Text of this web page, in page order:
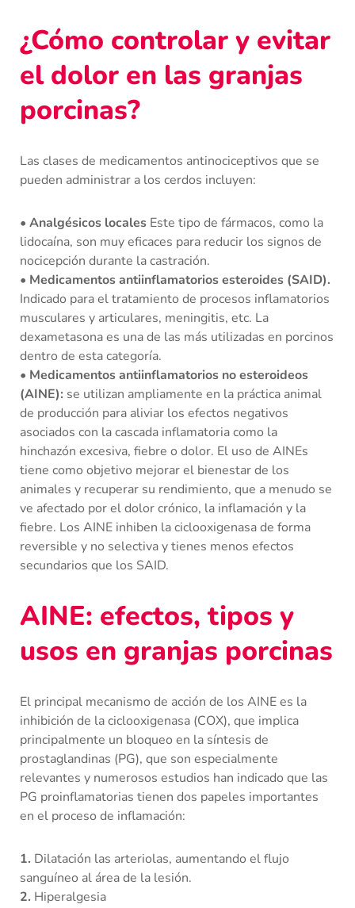
¿Cómo controlar y evitar
el dolor en las granjas
porcinas?
Las clases de medicamentos antinociceptivos que se
pueden administrar a los cerdos incluyen:
• Analgésicos locales Este tipo de fármacos, como la
lidocaína, son muy eficaces para reducir los signos de
nocicepción durante la castración.
• Medicamentos antiinflamatorios esteroides (SAID).
Indicado para el tratamiento de procesos inflamatorios
musculares y articulares, meningitis, etc. La
dexametasona es una de las más utilizadas en porcinos
dentro de esta categoría.
• Medicamentos antiinflamatorios no esteroideos
(AINE): se utilizan ampliamente en la práctica animal
de producción para aliviar los efectos negativos
asociados con la cascada inflamatoria como la
hinchazón excesiva, fiebre o dolor. El uso de AINEs
tiene como objetivo mejorar el bienestar de los
animales y recuperar su rendimiento, que a menudo se
ve afectado por el dolor crónico, la inflamación y la
fiebre. Los AINE inhiben la ciclooxigenasa de forma
reversible y no selectiva y tienes menos efectos
secundarios que los SAID.
AINE: efectos, tipos y
usos en granjas porcinas
El principal mecanismo de acción de los AINE es la
inhibición de la ciclooxigenasa (COX), que implica
principalmente un bloqueo en la síntesis de
prostaglandinas (PG), que son especialmente
relevantes y numerosos estudios han indicado que las
PG proinflamatorias tienen dos papeles importantes
en el proceso de inflamación:
1. Dilatación las arteriolas, aumentando el flujo
sanguíneo al área de la lesión.
2. Hiperalgesia